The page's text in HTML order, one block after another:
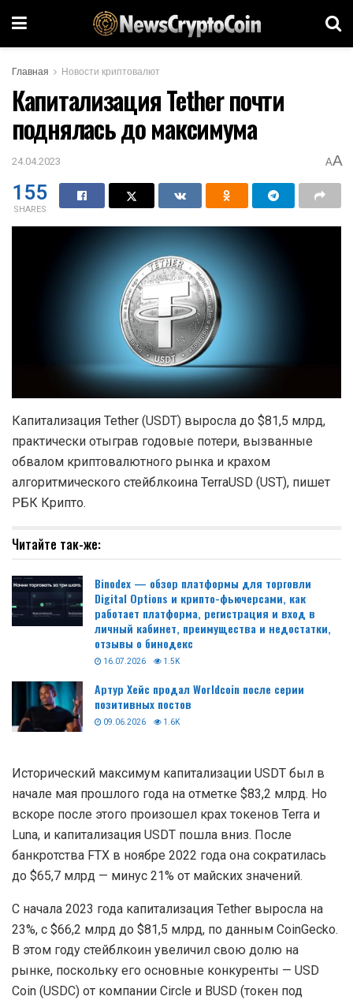
Главная Новости криптовалют
Капитализация Tether почти
поднялась до максимума
24.04.2023 AA
155
SHARES
Капитализация Tether (USDT) выросла до $81,5 млрд,
практически отыграв годовые потери, вызванные
обвалом криптовалютного рынка и крахом
алгоритмического стейблкоина TerraUSD (UST), пишет
РБК Крипто.
Читайте так-же:
Binodex — обзор платформы для торговли
Digital Options и крипто-фьючерсами, как
работает платформа, регистрация и вход в
личный кабинет, преимущества и недостатки,
отзывы о бинодекс
16.07.2026 1.5K
Артур Хейс продал Worldcoin после серии
позитивных постов
09.06.2026 1.6K
Исторический максимум капитализации USDT был в
начале мая прошлого года на отметке $83,2 млрд. Но
вскоре после этого произошел крах токенов Terra и
Luna, и капитализация USDT пошла вниз. После
банкротства FTX в ноябре 2022 года она сократилась
до $65,7 млрд — минус 21% от майских значений.
С начала 2023 года капитализация Tether выросла на
23%, с $66,2 млрд до $81,5 млрд, по данным CoinGecko.
В этом году стейблкоин увеличил свою долю на
рынке, поскольку его основные конкуренты — USD
Coin (USDC) от компании Circle и BUSD (токен под